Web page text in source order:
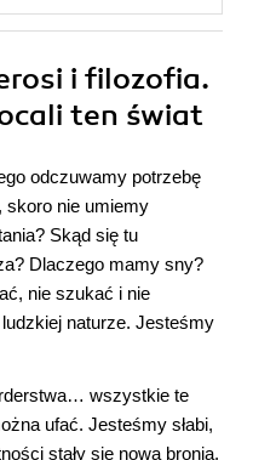
i filozofia.
ten świat
odczuwamy potrzebę
skoro nie umiemy
Skąd się tu
Dlaczego mamy sny?
nie szukać i nie
ludzkiej naturze. Jesteśmy
wszystkie te
ufać. Jesteśmy słabi,
stały się nową bronią,